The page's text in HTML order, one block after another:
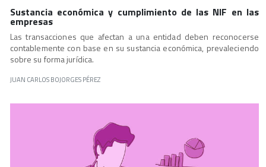
Sustancia económica y cumplimiento de las NIF en las
empresas
Las transacciones que afectan a una entidad deben reconocerse
contablemente con base en su sustancia económica, prevaleciendo
sobre su forma jurídica.
JUAN CARLOS BOJORGES PÉREZ